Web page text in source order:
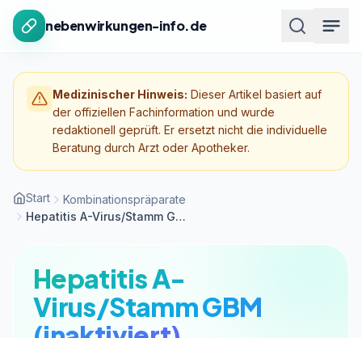
Zum Inhalt springen
nebenwirkungen-info.de
Medizinischer Hinweis: Dieser Artikel basiert auf
der offiziellen Fachinformation und wurde
redaktionell geprüft. Er ersetzt nicht die individuelle
Beratung durch Arzt oder Apotheker.
Start
Kombinationspräparate
Hepatitis A-Virus/Stamm GBM (inaktiviert)
Hepatitis A-
Virus/Stamm GBM